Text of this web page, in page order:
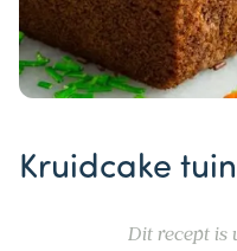
Kruidcake
Dit recept is
of